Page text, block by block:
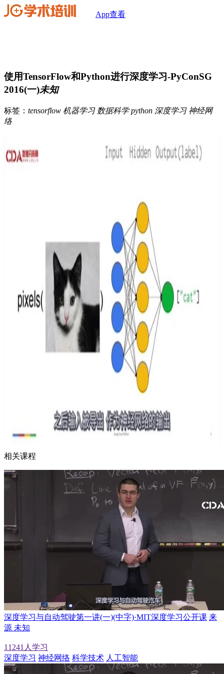
App查看
使用TensorFlow和Python进行深度学习-PyConSG
2016(一)未知
标签： tensorflow 机器学习 数据科学 python 深度学习 神经网
络
相关课程
深度学习与自动驾驶第一讲(一)(中字)·MIT深度学习公开课 来
源 未知
11241人学习
深度学习 神经网络 科学技术 人工智能